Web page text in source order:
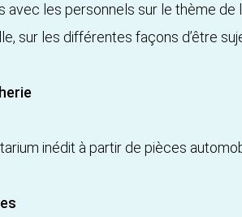
avec les personnels sur le thème
sur les différentes façons d’être
inédit à partir de pièces